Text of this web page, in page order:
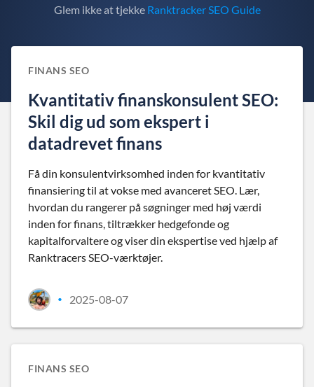
Glem ikke at tjekke Ranktracker SEO Guide
FINANS SEO
Kvantitativ finanskonsulent SEO:
Skil dig ud som ekspert i
datadrevet finans
Få din konsulentvirksomhed inden for kvantitativ
finansiering til at vokse med avanceret SEO. Lær,
hvordan du rangerer på søgninger med høj værdi
inden for finans, tiltrækker hedgefonde og
kapitalforvaltere og viser din ekspertise ved hjælp af
Ranktracers SEO-værktøjer.
• 2025-08-07
FINANS SEO